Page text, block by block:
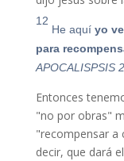
12
He aquí yo
para
APOCALISPSIS
Entonces
"no por obras"
"recompensar a
decir, que dará